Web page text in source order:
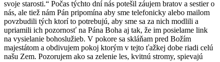
svoje starosti.“ Počas týchto dní nás potešil záujem bratov a sestier o
nás, ale tiež nám Pán pripomína aby sme telefonicky alebo mailom
povzbudili tých ktorí to potrebujú, aby sme sa za nich modlili a
upriamili ich pozornosť na Pána Boha aj tak, že im posielame link
na vysielanie bohoslužieb. V pokore sa skláňam pred Božím
majestátom a obdivujem pokoj ktorým v tejto ťažkej dobe riadi celú
našu Zem. Pozorujem ako sa zelenie les, kvitnú stromy, spievajú